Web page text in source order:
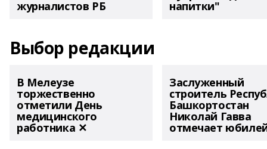
журналистов РБ напитки"
Выбор редакции
В Мелеузе
торжественно
отметили День
медицинского
работника ✕
Заслуженный
строитель
Башкортостан
Николай Гавва
отмечает